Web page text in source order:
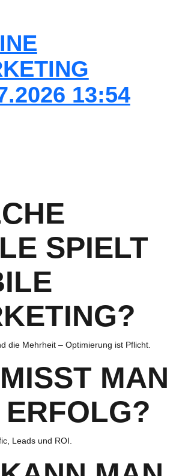
13:54
SPIELT
die Mehrheit – Optimierung ist Pflicht.
MAN
ERFOLG?
Leads und ROI.